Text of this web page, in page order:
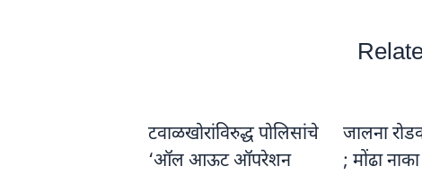
टवाळखोरांविरुद्ध पोलिसांचे
‘ऑल आऊट ऑपरेशन
जालना
; मोंढा